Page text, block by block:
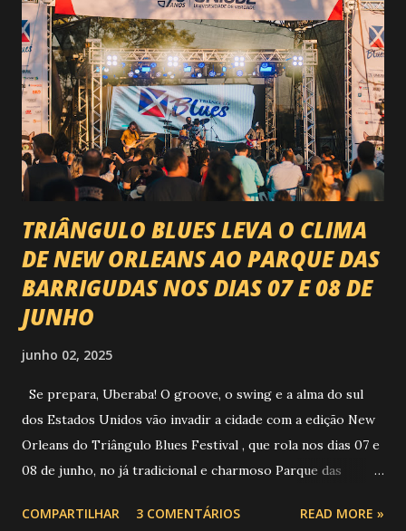
@circuitoranchoprimavera 🎤 LINE-UP NACIONAL QUE
VAI ESTREMECER O PARQUE Serão quatro noites , entre
24, 25, 30 de abril e 02 de maio , com oito atrações gigantes
da música brasileira , contemplando sertanejo, forró,
piseiro e sofrência nível hard: Gusttavo Lima Leonardo
Natanzinho Lima Jads & ...
TRIÂNGULO BLUES LEVA O CLIMA
DE NEW ORLEANS AO PARQUE DAS
BARRIGUDAS NOS DIAS 07 E 08 DE
JUNHO
junho 02, 2025
Se prepara, Uberaba! O groove, o swing e a alma do sul
dos Estados Unidos vão invadir a cidade com a edição New
Orleans do Triângulo Blues Festival , que rola nos dias 07 e
08 de junho, no já tradicional e charmoso Parque das
Foto: https://www.trianguloblues.com.br/ ATRAÇÕES DE
COMPARTILHAR 3 COMENTÁRIOS READ MORE »